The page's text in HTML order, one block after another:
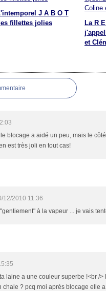
J A B O T
fillettes jolies
La R
et
blocage a aidé un peu, mais le
est très joli en tout cas!
12/2010 11:36
à la vapeur ... je vais
laine a une couleur superbe !<br /
chale ? pcq moi après blocage elle